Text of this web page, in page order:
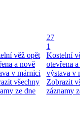
věž opět
a nově
v márnici
všechny
ze dne
27
1
Kostelní
otevřena
výstava v
Zobrazit
záznamy